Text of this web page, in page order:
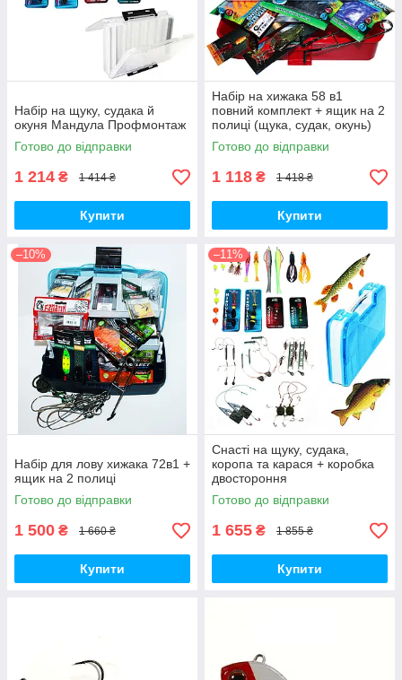
Набір на щуку, судака й
окуня Мандула Профмонтаж
Готово до відправки
1 214 ₴ 1 414 ₴
Купити
Набір на хижака 58 в1
повний комплект + ящик на 2
полиці (щука, судак, окунь)
Готово до відправки
1 118 ₴ 1 418 ₴
Купити
–10%
Набір для лову хижака 72в1 +
ящик на 2 полиці
Готово до відправки
1 500 ₴ 1 660 ₴
Купити
–11%
Снасті на щуку, судака,
коропа та карася + коробка
двостороння
Готово до відправки
1 655 ₴ 1 855 ₴
Купити